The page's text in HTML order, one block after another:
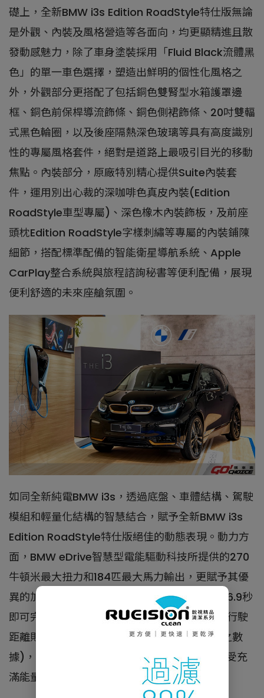
礎上，全新BMW i3s Edition RoadStyle特仕版無論
是外觀、內裝及風格營造等各面向，均更顯精進且散
發動感魅力，除了車身塗裝採用「Fluid Black流體黑
色」的單一車色選擇，塑造出鮮明的個性化風格之
外，外觀部分更搭配了包括銅色雙腎型水箱護罩邊
框、銅色前保桿導流飾條、銅色側裙飾條、20吋雙輻
式黑色輪圈，以及後座隔熱深色玻璃等具有高度識別
性的專屬風格套件，絕對是道路上最吸引目光的移動
焦點。內裝部分，原廠特別精心提供Suite內裝套
件，運用別出心裁的深咖啡色真皮內裝(Edition
RoadStyle車型專屬)、深色橡木內裝飾板，及前座
頭枕Edition RoadStyle字樣刺繡等專屬的內裝鋪陳
細節，搭配標準配備的智能衛星導航系統、Apple
CarPlay整合系統與旅程諮詢秘書等便利配備，展現
便利舒適的未來座艙氛圍。
如同全新純電BMW i3s，透過底盤、車體結構、駕駛
模組和輕量化結構的智慧結合，賦予全新BMW i3s
Edition RoadStyle特仕版絕佳的動態表現。動力方
面，BMW eDrive智慧型電能驅動科技所提供的270
牛頓米最大扭力和184匹最大馬力輸出，更賦予其優
異的加速性能，從靜止加速到時速100公里僅需6.9秒
即可完成，極速高達160公里／小時，最遠純電行駛
距離則可達285公里(WLTP測試規範下所測得之數
據)，足以滿足所有日常使用需求，同時盡情享受充
滿能量的駕乘樂趣。